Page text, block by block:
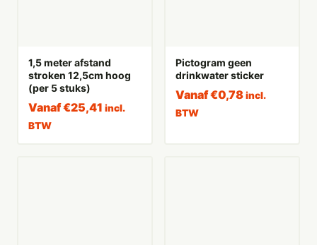
1,5 meter afstand
stroken 12,5cm hoog
(per 5 stuks)
Vanaf€25,41 incl.
BTW
Pictogram geen
drinkwater sticker
Vanaf€0,78 incl.
BTW